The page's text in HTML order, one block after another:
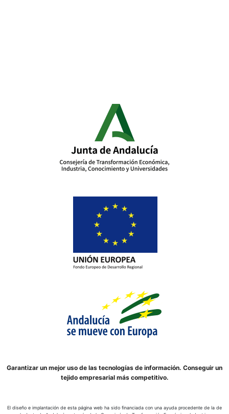
Garantizar un mejor uso de las tecnologías de información. Conseguir un
tejido empresarial más competitivo.
El diseño e implantación de esta página web ha sido financiada con una ayuda procedente de la de